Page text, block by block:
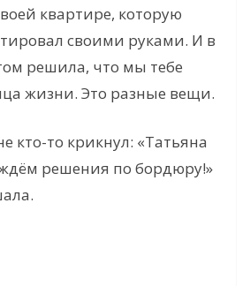
квартире, которую
своими руками. И в
решила, что мы тебе
жизни. Это разные вещи.
кто-то крикнул: «Татьяна
решения по бордюру!»